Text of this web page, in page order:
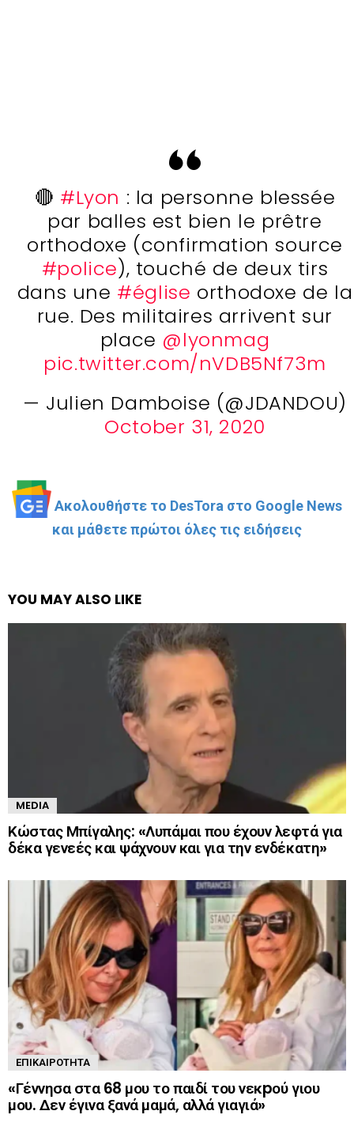
🔴 #Lyon : la personne blessée
par balles est bien le prêtre
orthodoxe (confirmation source
#police), touché de deux tirs
dans une #église orthodoxe de la
rue. Des militaires arrivent sur
place @lyonmag
pic.twitter.com/nVDB5Nf73m
— Julien Damboise (@JDANDOU)
October 31, 2020
Ακολουθήστε το DesTora στο Google News
και μάθετε πρώτοι όλες τις ειδήσεις
YOU MAY ALSO LIKE
MEDIA
Κώστας Μπίγαλης: «Λυπάμαι που έχουν λεφτά για
δέκα γενεές και ψάχνουν και για την ενδέκατη»
ΕΠΙΚΑΙΡΌΤΗΤΑ
«Γέννησα στα 68 μου το παιδί του νεκpού γιου
μου. Δεν έγινα ξανά μαμά, αλλά γιαγιά»